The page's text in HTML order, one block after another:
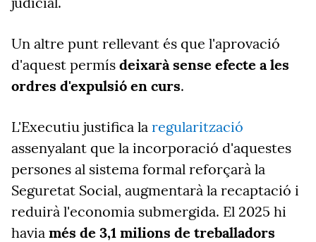
Un altre punt rellevant és que l'aprovació
d'aquest permís deixarà sense efecte a les
ordres d'expulsió en curs.
L'Executiu justifica la regularització
assenyalant que la incorporació d'aquestes
persones al sistema formal reforçarà la
Seguretat Social, augmentarà la recaptació i
reduirà l'economia submergida. El 2025 hi
havia més de 3,1 milions de treballadors